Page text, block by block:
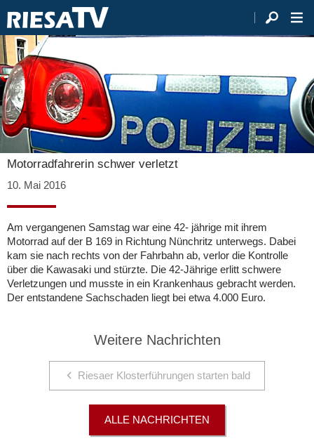
Motorradfahrerin schwer verletzt
10. Mai 2016
Am vergangenen Samstag war eine 42- jährige mit ihrem
Motorrad auf der B 169 in Richtung Nünchritz unterwegs. Dabei
kam sie nach rechts von der Fahrbahn ab, verlor die Kontrolle
über die Kawasaki und stürzte. Die 42-Jährige erlitt schwere
Verletzungen und musste in ein Krankenhaus gebracht werden.
Der entstandene Sachschaden liegt bei etwa 4.000 Euro.
Weitere Nachrichten
Riesaer Klosterführungen starten bald
ALLE NACHRICHTEN